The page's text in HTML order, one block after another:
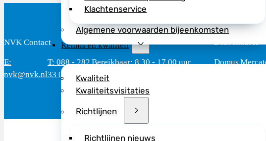
Klachtenservice
Algemene voorwaarden bijeenkomsten
Kennis en kwaliteit
Kwaliteit
Kwaliteitsvisitaties
Richtlijnen
Richtlijnen nieuws
NVK Contact
E:
nvk@nvk.nl
T: 088 - 282
33 06
Bereikbaar: 8.30 - 17.00 uur
(werkdagen)
Bezoekadres
Domus